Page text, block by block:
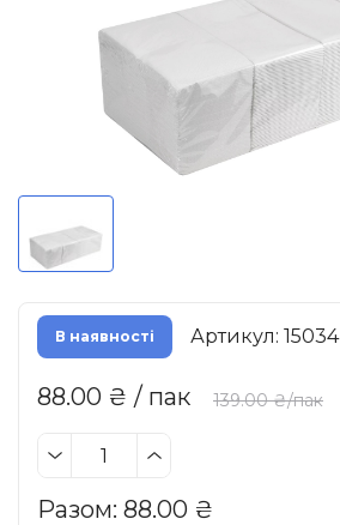
В наявності Артикул: 15034
88.00 ₴ / пак 139.00 ₴/пак
Разом: 88.00 ₴